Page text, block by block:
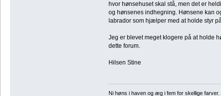
hvor hønsehuset skal stå, men det er
og hønsenes indhegning. Hønsene kan
labrador som hjælper med at holde styr
Jeg er blevet meget klogere på at holde
dette forum.
Hilsen Stine
Ni høns i haven og æg i fem for skellige